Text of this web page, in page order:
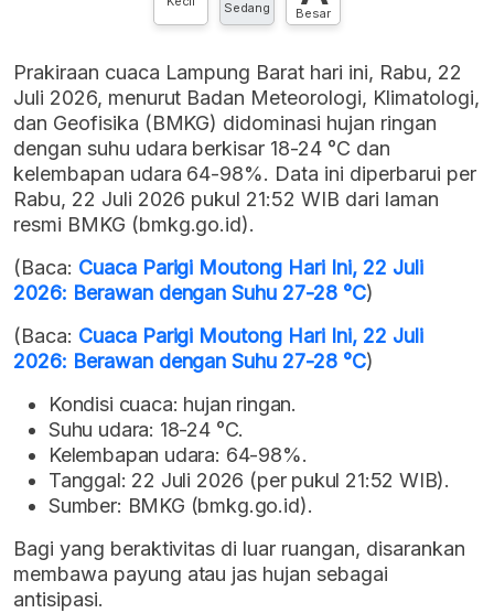
Sedang Besar
Prakiraan cuaca Lampung Barat hari ini, Rabu, 22
Juli 2026, menurut Badan Meteorologi, Klimatologi,
dan Geofisika (BMKG) didominasi hujan ringan
dengan suhu udara berkisar 18-24 °C dan
kelembapan udara 64-98%. Data ini diperbarui per
Rabu, 22 Juli 2026 pukul 21:52 WIB dari laman
resmi BMKG (bmkg.go.id).
(Baca: Cuaca Parigi Moutong Hari Ini, 22 Juli
2026: Berawan dengan Suhu 27-28 °C)
(Baca: Cuaca Parigi Moutong Hari Ini, 22 Juli
2026: Berawan dengan Suhu 27-28 °C)
Kondisi cuaca: hujan ringan.
Suhu udara: 18-24 °C.
Kelembapan udara: 64-98%.
Tanggal: 22 Juli 2026 (per pukul 21:52 WIB).
Sumber: BMKG (bmkg.go.id).
Bagi yang beraktivitas di luar ruangan, disarankan
membawa payung atau jas hujan sebagai
antisipasi.